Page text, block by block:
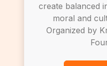
create balanced
moral and
Organized by